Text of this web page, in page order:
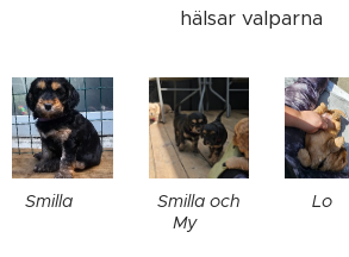
hälsar valparna ☺️
Smilla ❤️
Smilla och
My ❤️
Lo ❤️